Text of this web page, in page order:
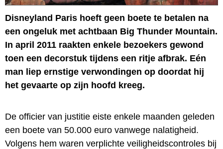
Disneyland Paris hoeft geen boete te betalen na
een ongeluk met achtbaan Big Thunder Mountain.
In april 2011 raakten enkele bezoekers gewond
toen een decorstuk tijdens een ritje afbrak. Eén
man liep ernstige verwondingen op doordat hij
het gevaarte op zijn hoofd kreeg.
De officier van justitie eiste enkele maanden geleden
een boete van 50.000 euro vanwege nalatigheid.
Volgens hem waren verplichte veiligheidscontroles bij